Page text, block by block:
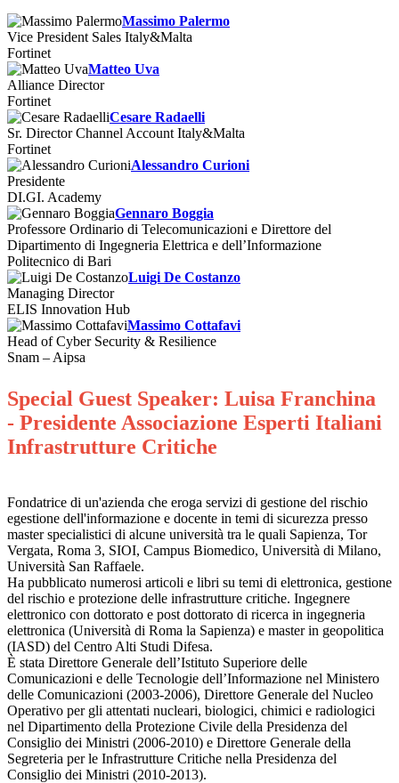
Massimo Palermo
Vice President Sales Italy&Malta
Fortinet
Matteo Uva
Alliance Director
Fortinet
Cesare Radaelli
Sr. Director Channel Account Italy&Malta
Fortinet
Alessandro Curioni
Presidente
DI.GI. Academy
Gennaro Boggia
Professore Ordinario di Telecomunicazioni e Direttore del
Dipartimento di Ingegneria Elettrica e dell’Informazione
Politecnico di Bari
Luigi De Costanzo
Managing Director
ELIS Innovation Hub
Massimo Cottafavi
Head of Cyber Security & Resilience
Snam – Aipsa
Special Guest Speaker: Luisa Franchina
- Presidente Associazione Esperti Italiani
Infrastrutture Critiche
Fondatrice di un'azienda che eroga servizi di gestione del rischio
egestione dell'informazione e docente in temi di sicurezza presso
master specialistici di alcune università tra le quali Sapienza, Tor
Vergata, Roma 3, SIOI, Campus Biomedico, Università di Milano,
Università San Raffaele.
Ha pubblicato numerosi articoli e libri su temi di elettronica, gestione
del rischio e protezione delle infrastrutture critiche. Ingegnere
elettronico con dottorato e post dottorato di ricerca in ingegneria
elettronica (Università di Roma la Sapienza) e master in geopolitica
(IASD) del Centro Alti Studi Difesa.
È stata Direttore Generale dell’Istituto Superiore delle
Comunicazioni e delle Tecnologie dell’Informazione nel Ministero
delle Comunicazioni (2003-2006), Direttore Generale del Nucleo
Operativo per gli attentati nucleari, biologici, chimici e radiologici
nel Dipartimento della Protezione Civile della Presidenza del
Consiglio dei Ministri (2006-2010) e Direttore Generale della
Segreteria per le Infrastrutture Critiche nella Presidenza del
Consiglio dei Ministri (2010-2013).